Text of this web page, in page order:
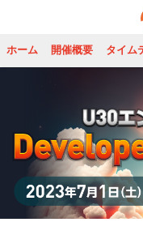
ホーム 開催概要 タイム